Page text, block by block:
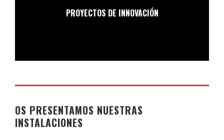
PROYECTOS DE INNOVACIÓN
OS PRESENTAMOS NUESTRAS
INSTALACIONES